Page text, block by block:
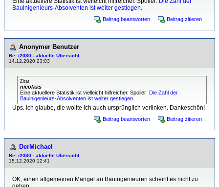
Bauinigenieurs-Absolventen ist weiter gestiegen.
Beitrag beantworten Beitrag zitieren
Anonymer Benutzer
Re: i2030 - aktuelle Übersicht
14.12.2020 23:03
Zitat
nicolaas
Eine aktuellere Statistik ist vielleicht hilfreicher. Spoiler: Die Zahl der
Bauinigenieurs-Absolventen ist weiter gestiegen.
Ups. Ich glaube, die wollte ich auch ursprünglich verlinken. Dankeschön!
Beitrag beantworten Beitrag zitieren
DerMichael
Re: i2030 - aktuelle Übersicht
15.12.2020 12:41
OK, einen allgemeinen Mangel an Bauingenieuren scheint es nicht zu